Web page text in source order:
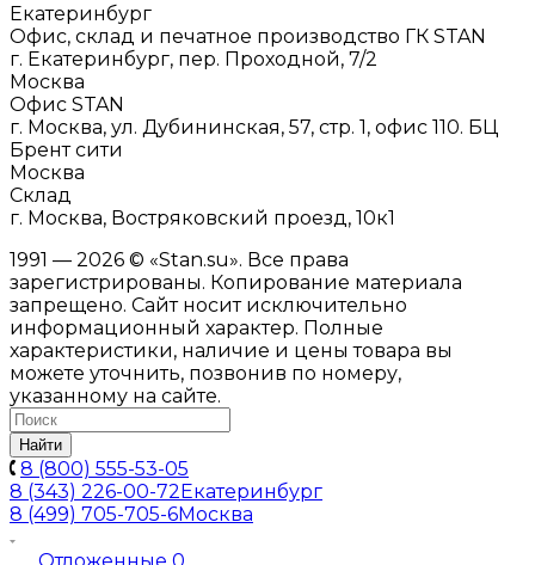
Екатеринбург
Офис, склад и печатное производство ГК STAN
г. Екатеринбург, пер. Проходной, 7/2
Москва
Офис STAN
г. Москва, ул. Дубининская, 57, стр. 1, офис 110. БЦ
Брент сити
Москва
Склад
г. Москва, Востряковский проезд, 10к1
1991 — 2026 © «Stan.su». Все права
зарегистрированы. Копирование материала
запрещено. Сайт носит исключительно
информационный характер. Полные
характеристики, наличие и цены товара вы
можете уточнить, позвонив по номеру,
указанному на сайте.
Найти
8 (800) 555-53-05
8 (343) 226-00-72Екатеринбург
8 (499) 705-705-6Москва